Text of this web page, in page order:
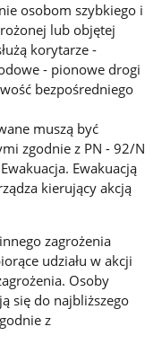
osobom szybkiego i
lub objętej
korytarze -
- pionowe drogi
bezpośredniego
muszą być
zgodnie z PN - 92/N
Ewakuacją
kierujący akcją
zagrożenia
udziału w akcji
Osoby
się do najbliższego
z